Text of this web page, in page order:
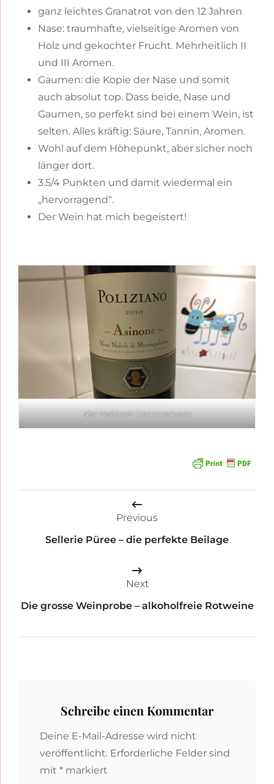
ganz leichtes Granatrot von den 12 Jahren
Nase: traumhafte, vielseitige Aromen von
Holz und gekochter Frucht. Mehrheitlich II
und III Aromen.
Gaumen: die Kopie der Nase und somit
auch absolut top. Dass beide, Nase und
Gaumen, so perfekt sind bei einem Wein, ist
selten. Alles kräftig: Säure, Tannin, Aromen.
Wohl auf dem Höhepunkt, aber sicher noch
länger dort.
3.5/4 Punkten und damit wiedermal ein
„hervorragend“.
Der Wein hat mich begeistert!
der toskaner Hammerwein
Beitragsnavigation
Previous
Sellerie Püree – die perfekte Beilage
Next
Die grosse Weinprobe – alkoholfreie Rotweine
Schreibe einen Kommentar
Deine E-Mail-Adresse wird nicht
veröffentlicht. Erforderliche Felder sind
mit * markiert